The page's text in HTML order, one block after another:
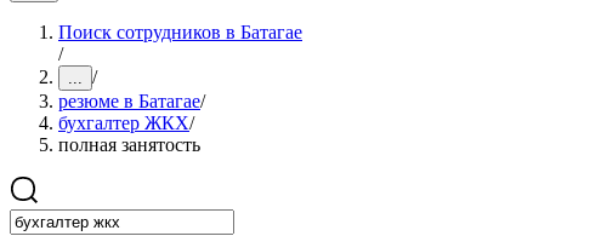
Поиск сотрудников в Батагае
/
... /
резюме в Батагае/
бухгалтер ЖКХ/
полная занятость